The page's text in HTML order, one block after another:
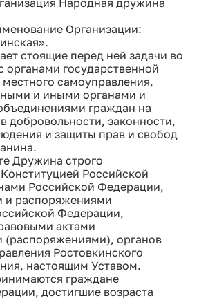
Народная дружина
Организации:
стоящие перед ней задачи во
органами государственной
самоуправления,
и иными органами и
граждан на
добровольности, законности,
и защиты прав и свобод
Дружина строго
Российской
Российской Федерации,
и распоряжениями
Федерации,
актами
(распоряжениями), органов
Ростовкинского
настоящим Уставом.
граждане
достигшие возраста